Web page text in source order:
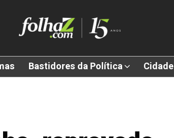
Bastidores da Política Cidade